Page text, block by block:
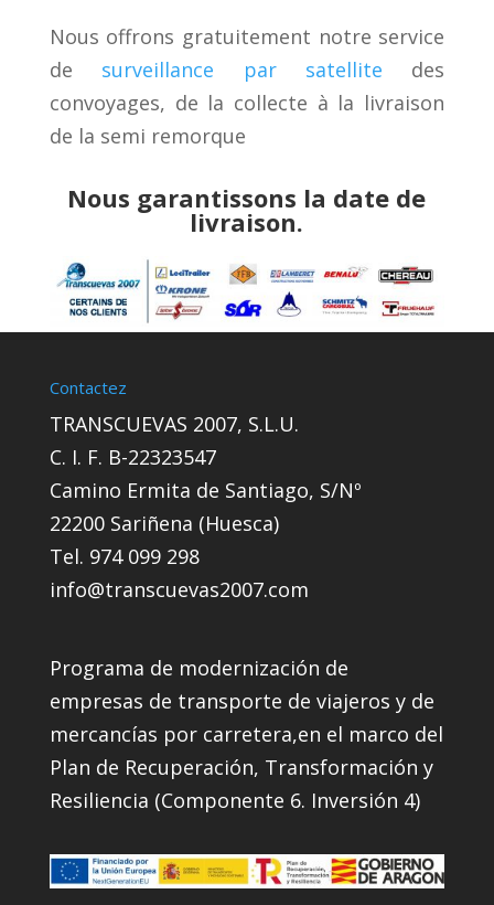
Nous offrons gratuitement notre service
de surveillance par satellite des
convoyages, de la collecte à la livraison
de la semi remorque
Nous garantissons la date de
livraison.
Contactez
TRANSCUEVAS 2007, S.L.U.
C. I. F. B-22323547
Camino Ermita de Santiago, S/Nº
22200 Sariñena (Huesca)
Tel. 974 099 298
info@transcuevas2007.com
Programa de modernización de
empresas de transporte de viajeros y de
mercancías por carretera,en el marco del
Plan de Recuperación, Transformación y
Resiliencia (Componente 6. Inversión 4)